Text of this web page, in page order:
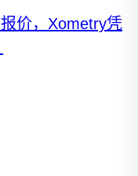
价，Xometry凭